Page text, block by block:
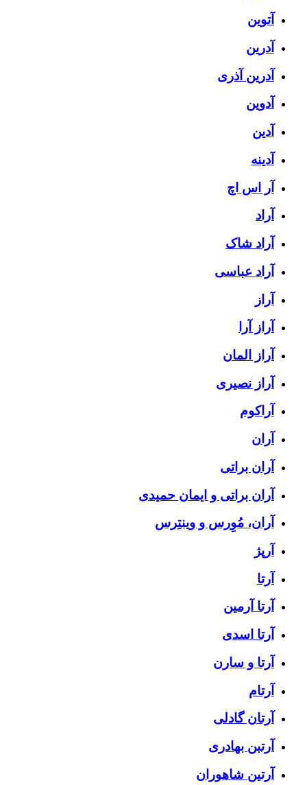
آتوین
آدرین
آدرین آذری
آدوین
آدین
آدینه
آر اس اچ
آراد
آراد شاک
آراد عباسی
آراز
آراز آرا
آراز المان
آراز نصیری
آراکوم
آران
آران براتی
آران براتی و ایمان حمیدی
آران، مُوِرس و وینتِرس
آرپژ
آرتا
آرتا آرمین
آرتا اسدی
آرتا و سارن
آرتام
آرتان گادلی
آرتبن بهادری
آرتين شاهوران